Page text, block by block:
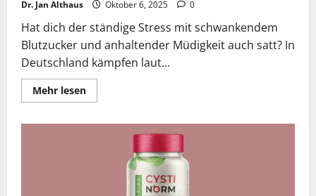
Dr. Jan Althaus Oktober 6, 2025 0
Hat dich der ständige Stress mit schwankendem
Blutzucker und anhaltender Müdigkeit auch satt? In
Deutschland kämpfen laut...
Mehr lesenLesen
Sie
Erfahrungen
Deutschlands
geheimes
Kraftpaket